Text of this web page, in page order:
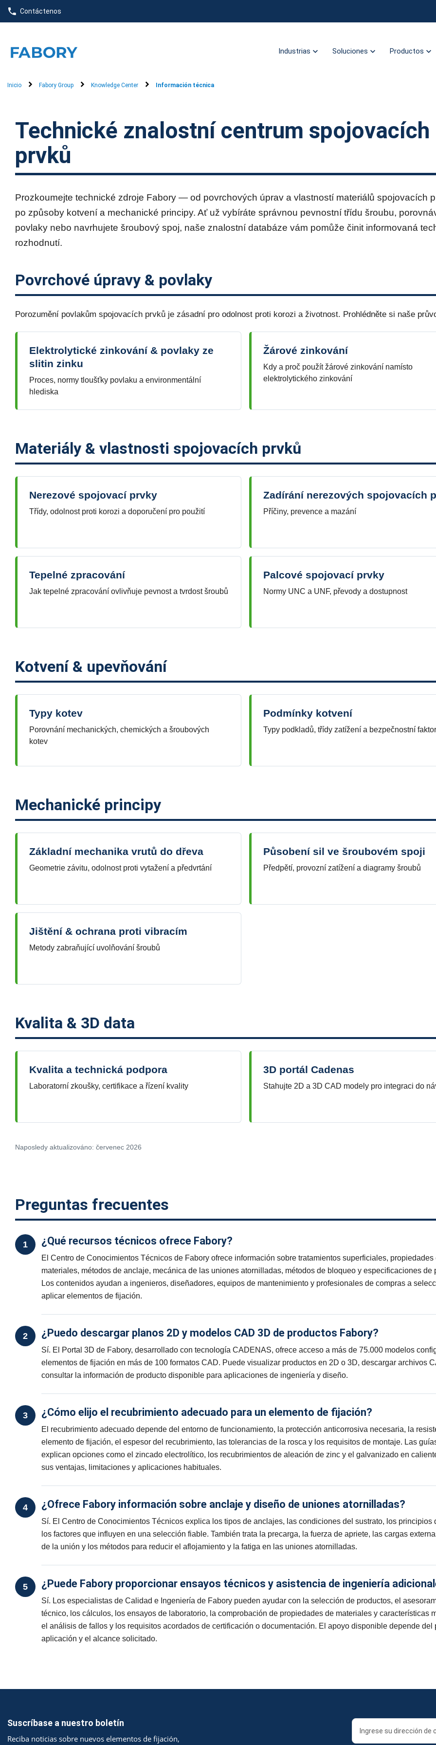
text.skipToContent
text.skipToNavigation
Contáctenos
Industrias Soluciones Productos
Inicio Fabory Group Knowledge Center Información técnica
Technické znalostní centrum spojovacích
prvků
Prozkoumejte technické zdroje Fabory — od povrchových úprav a vlastností materiálů spojovacích
po způsoby kotvení a mechanické principy. Ať už vybíráte správnou pevnostní třídu šroubu,
povlaky nebo navrhujete šroubový spoj, naše znalostní databáze vám pomůže činit informovaná
rozhodnutí.
Povrchové úpravy & povlaky
Porozumění povlakům spojovacích prvků je zásadní pro odolnost proti korozi a životnost. Prohlédněte si naše
Elektrolytické zinkování & povlaky ze
slitin zinku
Proces, normy tloušťky povlaku a environmentální
hlediska
Žárové zinkování
Kdy a proč použít žárové zinkování namísto
elektrolytického zinkování
Materiály & vlastnosti spojovacích prvků
Nerezové spojovací prvky
Třídy, odolnost proti korozi a doporučení pro použití
Zadírání nerezových spojovacích
Příčiny, prevence a mazání
Tepelné zpracování
Jak tepelné zpracování ovlivňuje pevnost a tvrdost šroubů
Palcové spojovací prvky
Normy UNC a UNF, převody a dostupnost
Kotvení & upevňování
Typy kotev
Porovnání mechanických, chemických a šroubových
kotev
Podmínky kotvení
Typy podkladů, třídy zatížení a bezpečnostní
Mechanické principy
Základní mechanika vrutů do dřeva
Geometrie závitu, odolnost proti vytažení a předvrtání
Působení sil ve šroubovém spoji
Předpětí, provozní zatížení a diagramy šroubů
Jištění & ochrana proti vibracím
Metody zabraňující uvolňování šroubů
Kvalita & 3D data
Kvalita a technická podpora
Laboratorní zkoušky, certifikace a řízení kvality
3D portál Cadenas
Stahujte 2D a 3D CAD modely pro integraci do
Naposledy aktualizováno: červenec 2026
Preguntas frecuentes
1 ¿Qué recursos técnicos ofrece Fabory?
El Centro de Conocimientos Técnicos de Fabory ofrece información sobre tratamientos superficiales, propiedades
materiales, métodos de anclaje, mecánica de las uniones atornilladas, métodos de bloqueo y especificaciones de
Los contenidos ayudan a ingenieros, diseñadores, equipos de mantenimiento y profesionales de compras a
aplicar elementos de fijación.
2 ¿Puedo descargar planos 2D y modelos CAD 3D de productos Fabory?
Sí. El Portal 3D de Fabory, desarrollado con tecnología CADENAS, ofrece acceso a más de 75.000 modelos
elementos de fijación en más de 100 formatos CAD. Puede visualizar productos en 2D o 3D, descargar archivos
consultar la información de producto disponible para aplicaciones de ingeniería y diseño.
3 ¿Cómo elijo el recubrimiento adecuado para un elemento de fijación?
El recubrimiento adecuado depende del entorno de funcionamiento, la protección anticorrosiva necesaria, la
elemento de fijación, el espesor del recubrimiento, las tolerancias de la rosca y los requisitos de montaje. Las
explican opciones como el zincado electrolítico, los recubrimientos de aleación de zinc y el galvanizado en
sus ventajas, limitaciones y aplicaciones habituales.
4 ¿Ofrece Fabory información sobre anclaje y diseño de uniones atornilladas?
Sí. El Centro de Conocimientos Técnicos explica los tipos de anclajes, las condiciones del sustrato, los principios
los factores que influyen en una selección fiable. También trata la precarga, la fuerza de apriete, las cargas
de la unión y los métodos para reducir el aflojamiento y la fatiga en las uniones atornilladas.
5 ¿Puede Fabory proporcionar ensayos técnicos y asistencia de ingeniería
Sí. Los especialistas de Calidad e Ingeniería de Fabory pueden ayudar con la selección de productos, el
técnico, los cálculos, los ensayos de laboratorio, la comprobación de propiedades de materiales y características
el análisis de fallos y los requisitos acordados de certificación o documentación. El apoyo disponible depende del
aplicación y el alcance solicitado.
Suscríbase a nuestro boletín
Reciba noticias sobre nuevos elementos de fijación,